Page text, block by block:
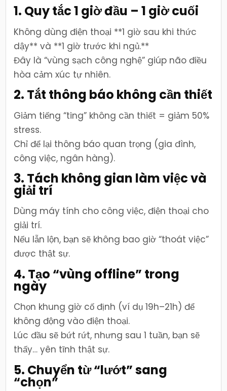
1. Quy tắc 1 giờ đầu – 1 giờ cuối
Không dùng điện thoại **1 giờ sau khi thức
dậy** và **1 giờ trước khi ngủ.**
Đây là “vùng sạch công nghệ” giúp não điều
hòa cảm xúc tự nhiên.
2. Tắt thông báo không cần thiết
Giảm tiếng “ting” không cần thiết = giảm 50%
stress.
Chỉ để lại thông báo quan trọng (gia đình,
công việc, ngân hàng).
3. Tách không gian làm việc và
giải trí
Dùng máy tính cho công việc, điện thoại cho
giải trí.
Nếu lẫn lộn, bạn sẽ không bao giờ “thoát việc”
được thật sự.
4. Tạo “vùng offline” trong
ngày
Chọn khung giờ cố định (ví dụ 19h–21h) để
không động vào điện thoại.
Lúc đầu sẽ bứt rứt, nhưng sau 1 tuần, bạn sẽ
thấy… yên tĩnh thật sự.
5. Chuyển từ “lướt” sang
“chọn”